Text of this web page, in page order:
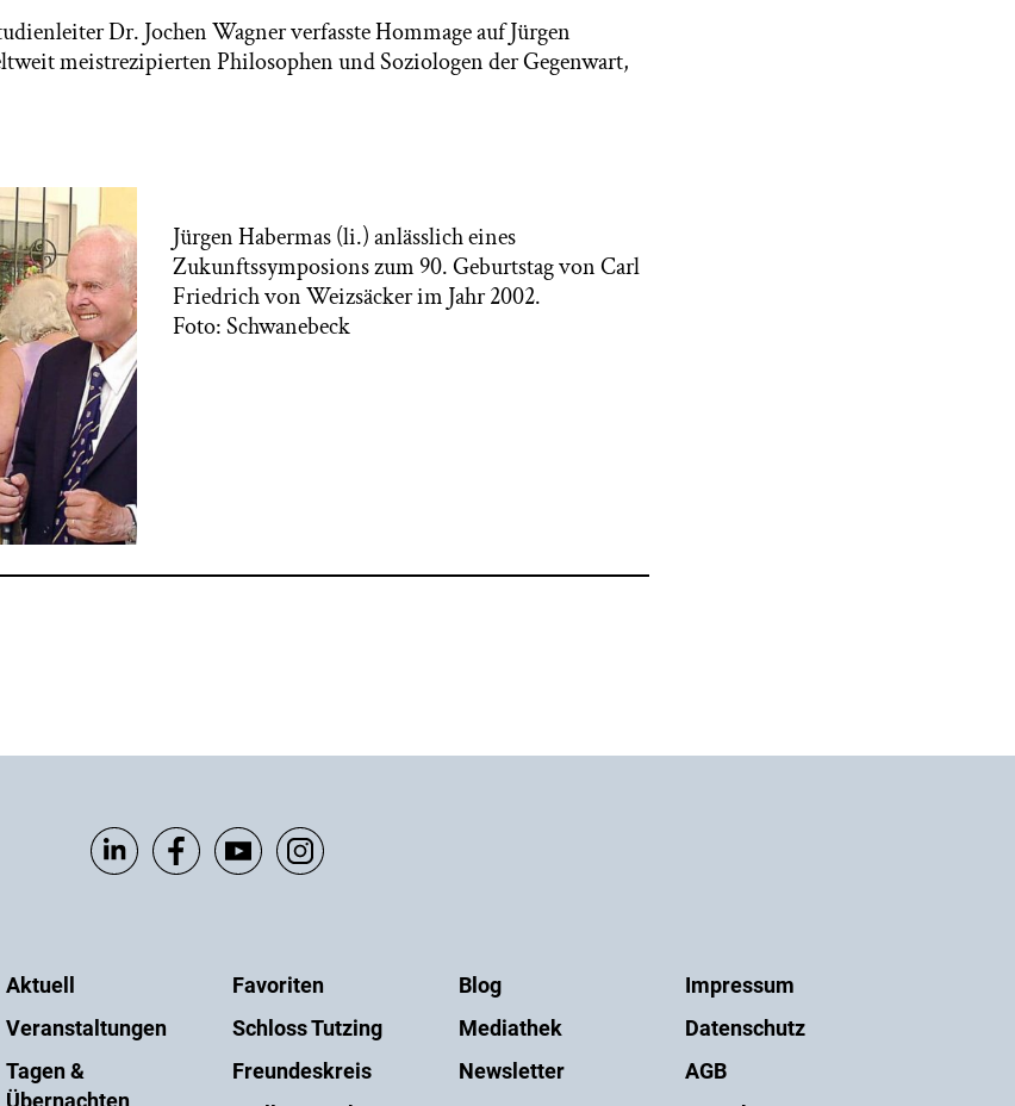
Dr. Jochen Wagner verfasste Hommage auf Jürgen
meistrezipierten Philosophen und Soziologen der Gegenwart,
Jürgen Habermas (li.) anlässlich eines
Zukunftssymposions zum 90. Geburtstag von Carl
Friedrich von Weizsäcker im Jahr 2002.
Foto: Schwanebeck
Aktuell
Veranstaltungen
Tagen &
Übernachten
Favoriten
Schloss Tutzing
Freundeskreis
Blog
Mediathek
Newsletter
Impressum
Datenschutz
AGB